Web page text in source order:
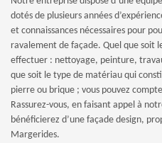
dotés de plusieurs années
et connaissances nécessaires pour
ravalement de façade. Quel que soit
effectuer : nettoyage, peinture,
que soit le type de matériau qui
pierre ou brique ; vous pouvez
Rassurez-vous, en faisant appel à
bénéficierez d’une façade design,
Margerides.